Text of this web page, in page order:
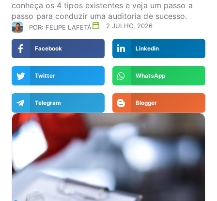
conheça os 4 tipos existentes e veja um passo a
passo para conduzir uma auditoria de sucesso.
POR: FELIPE LAFETÁ 2 JULHO, 2026
Facebook Linkedin
Twitter WhatsApp
Telegram Blogger